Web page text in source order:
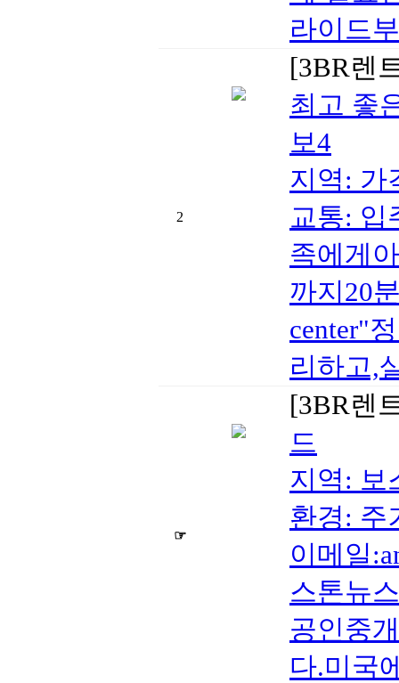
라이드
2
[3BR렌
최고 좋
보4
지역: 가
교통: 입
족에게
까지20
center"
리하고,
☞
[3BR렌
드
지역: 보
환경: 주
이메일
스톤뉴
공인중
다.미국